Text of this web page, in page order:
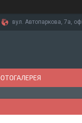
вул. Автопаркова, 7а,